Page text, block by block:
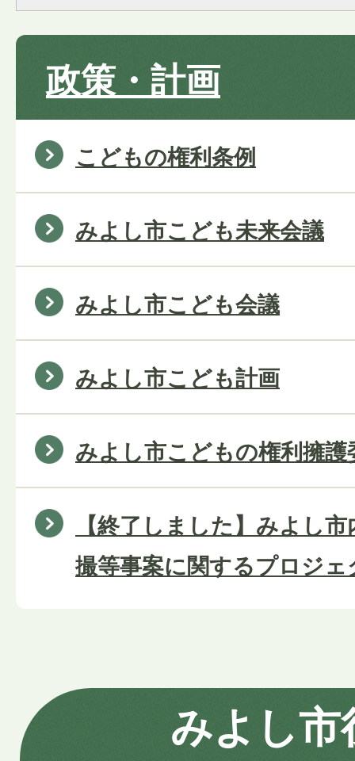
政策・計画
こどもの権利条例
みよし市こども未来会議
みよし市こども会議
みよし市こども計画
みよし市こどもの権利擁護
【終了しました】みよし
撮等事案に関するプロジ
みよし市